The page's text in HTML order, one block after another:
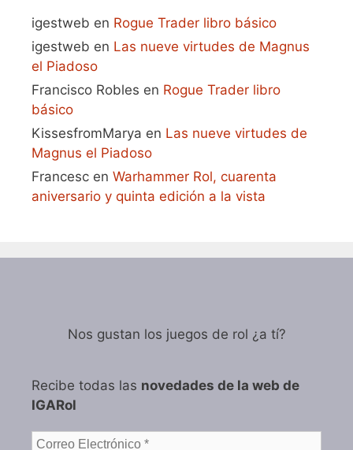
igestweb en Rogue Trader libro básico
igestweb en Las nueve virtudes de Magnus
el Piadoso
Francisco Robles en Rogue Trader libro
básico
KissesfromMarya en Las nueve virtudes de
Magnus el Piadoso
Francesc en Warhammer Rol, cuarenta
aniversario y quinta edición a la vista
Nos gustan los juegos de rol ¿a tí?
Recibe todas las novedades de la web de
IGARol